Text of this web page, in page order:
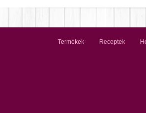
Termékek Receptek